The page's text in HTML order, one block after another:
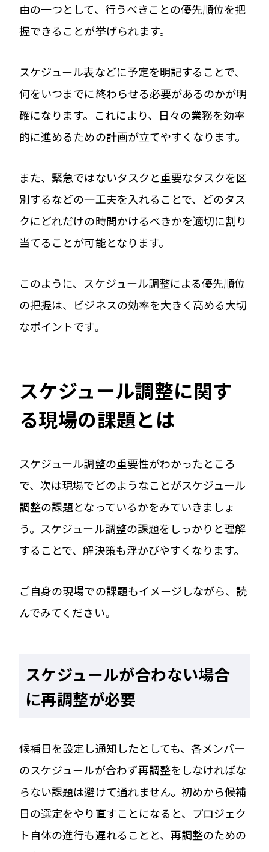
由の一つとして、行うべきことの優先順位を把
握できることが挙げられます。
スケジュール表などに予定を明記することで、
何をいつまでに終わらせる必要があるのかが明
確になります。これにより、日々の業務を効率
的に進めるための計画が立てやすくなります。
また、緊急ではないタスクと重要なタスクを区
別するなどの一工夫を入れることで、どのタス
クにどれだけの時間かけるべきかを適切に割り
当てることが可能となります。
このように、スケジュール調整による優先順位
の把握は、ビジネスの効率を大きく高める大切
なポイントです。
スケジュール調整に関す
る現場の課題とは
スケジュール調整の重要性がわかったところ
で、次は現場でどのようなことがスケジュール
調整の課題となっているかをみていきましょ
う。スケジュール調整の課題をしっかりと理解
することで、解決策も浮かびやすくなります。
ご自身の現場での課題もイメージしながら、読
んでみてください。
スケジュールが合わない場合
に再調整が必要
候補日を設定し通知したとしても、各メンバー
のスケジュールが合わず再調整をしなければな
らない課題は避けて通れません。初めから候補
日の選定をやり直すことになると、プロジェク
ト自体の進行も遅れることと、再調整のための